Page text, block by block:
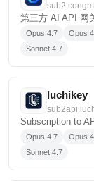
第三方 AI API 网
Opus 4.7 Opus
Sonnet 4.7
luchikey
Subscription to
Opus 4.7 Opus
Sonnet 4.7